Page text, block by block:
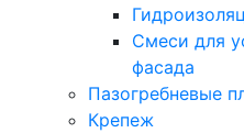
Смеси для
фасада
Пазогребневые
Крепеж